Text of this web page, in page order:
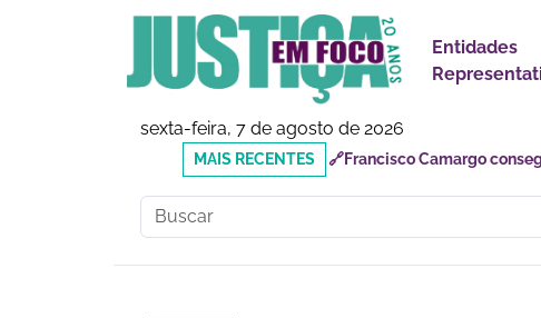
Entidades
sexta-feira, 7 de agosto de 2026
MAIS
RECENTES
🔗Reforma Tributária: os
responsabilidades